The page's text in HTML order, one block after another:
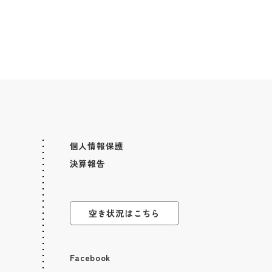
個人情報保護
決算報告
空き状況はこちら
Facebook